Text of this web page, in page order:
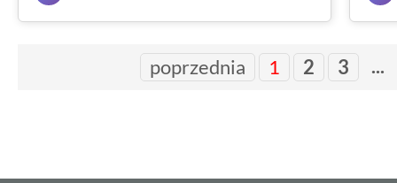
poprzednia 1 2 3 ...